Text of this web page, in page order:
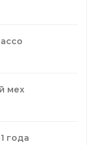
мех
года